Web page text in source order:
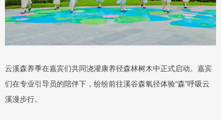
云溪森养季在嘉宾们共同浇灌康养径森林树木中正式启动。嘉宾
们在专业引导员的陪伴下，纷纷前往溪谷森氧径体验“森”呼吸云
溪漫步行。